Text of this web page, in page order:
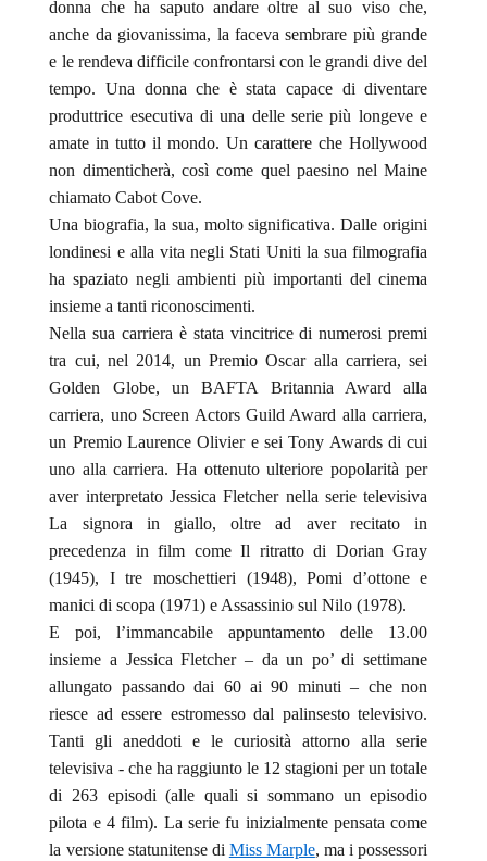
donna che ha saputo andare oltre al suo viso che,
anche da giovanissima, la faceva sembrare più grande
e le rendeva difficile confrontarsi con le grandi dive del
tempo. Una donna che è stata capace di diventare
produttrice esecutiva di una delle serie più longeve e
amate in tutto il mondo. Un carattere che Hollywood
non dimenticherà, così come quel paesino nel Maine
chiamato Cabot Cove.
Una biografia, la sua, molto significativa. Dalle origini
londinesi e alla vita negli Stati Uniti la sua filmografia
ha spaziato negli ambienti più importanti del cinema
insieme a tanti riconoscimenti.
Nella sua carriera è stata vincitrice di numerosi premi
tra cui, nel 2014, un Premio Oscar alla carriera, sei
Golden Globe, un BAFTA Britannia Award alla
carriera, uno Screen Actors Guild Award alla carriera,
un Premio Laurence Olivier e sei Tony Awards di cui
uno alla carriera. Ha ottenuto ulteriore popolarità per
aver interpretato Jessica Fletcher nella serie televisiva
La signora in giallo, oltre ad aver recitato in
precedenza in film come Il ritratto di Dorian Gray
(1945), I tre moschettieri (1948), Pomi d’ottone e
manici di scopa (1971) e Assassinio sul Nilo (1978).
E poi, l’immancabile appuntamento delle 13.00
insieme a Jessica Fletcher – da un po’ di settimane
allungato passando dai 60 ai 90 minuti – che non
riesce ad essere estromesso dal palinsesto televisivo.
Tanti gli aneddoti e le curiosità attorno alla serie
televisiva - che ha raggiunto le 12 stagioni per un totale
di 263 episodi (alle quali si sommano un episodio
pilota e 4 film). La serie fu inizialmente pensata come
la versione statunitense di Miss Marple, ma i possessori